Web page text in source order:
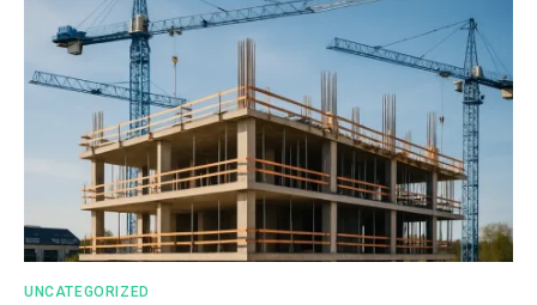
UNCATEGORIZED